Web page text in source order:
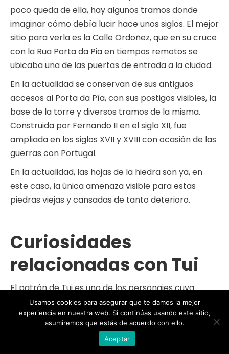
poco queda de ella, hay algunos tramos donde
imaginar cómo debía lucir hace unos siglos. El mejor
sitio para verla es la Calle Ordoñez, que en su cruce
con la Rua Porta da Pia en tiempos remotos se
ubicaba una de las puertas de entrada a la ciudad.
En la actualidad se conservan de sus antiguos
accesos al Porta da Pía, con sus postigos visibles, la
base de la torre y diversos tramos de la misma.
Construida por Fernando II en el siglo XII, fue
ampliada en los siglos XVII y XVIII con ocasión de las
guerras con Portugal.
En la actualidad, las hojas de la hiedra son ya, en
este caso, la única amenaza visible para estas
piedras viejas y cansadas de tanto deterioro.
Curiosidades
relacionadas con Tui
El patrón de Tui es uno de los personajes cuya
historia se entremezcla con la leyenda. Pedro
González o Pedro Telmo fue un humilde fraile,
beatificado en 1254 y designado en 1745 como
patrón de los marineros. A él se atribuye la
Usamos cookies para asegurar que te damos la mejor
experiencia en nuestra web. Si continúas usando este sitio,
asumiremos que estás de acuerdo con ello.
Aceptar